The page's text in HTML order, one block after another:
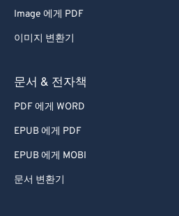
Image 에게 PDF
이미지 변환기
문서 & 전자책
PDF 에게 WORD
EPUB 에게 PDF
EPUB 에게 MOBI
문서 변환기